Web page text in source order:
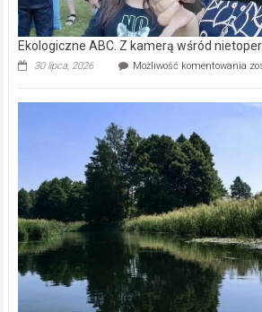
Ekologiczne ABC. Z kamerą wśród
30 lipca, 2026 Możliwość komentowania